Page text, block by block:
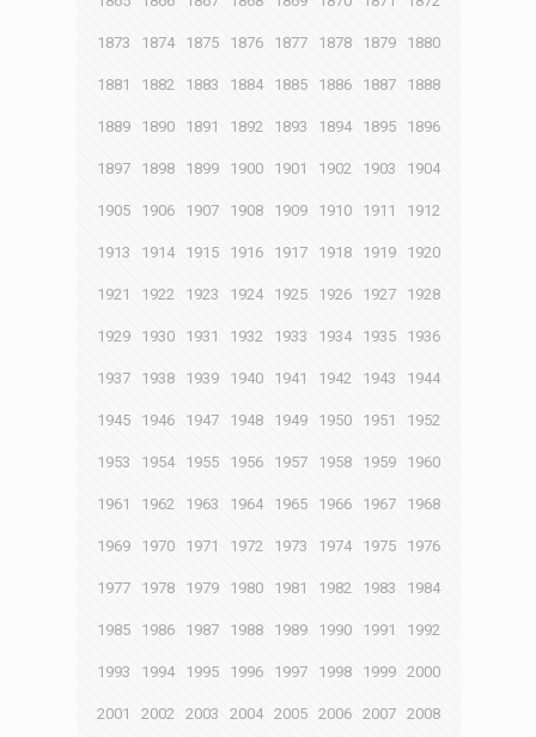
1873 1874 1875 1876 1877 1878 1879 1880
1881 1882 1883 1884 1885 1886 1887 1888
1889 1890 1891 1892 1893 1894 1895 1896
1897 1898 1899 1900 1901 1902 1903 1904
1905 1906 1907 1908 1909 1910 1911 1912
1913 1914 1915 1916 1917 1918 1919 1920
1921 1922 1923 1924 1925 1926 1927 1928
1929 1930 1931 1932 1933 1934 1935 1936
1937 1938 1939 1940 1941 1942 1943 1944
1945 1946 1947 1948 1949 1950 1951 1952
1953 1954 1955 1956 1957 1958 1959 1960
1961 1962 1963 1964 1965 1966 1967 1968
1969 1970 1971 1972 1973 1974 1975 1976
1977 1978 1979 1980 1981 1982 1983 1984
1985 1986 1987 1988 1989 1990 1991 1992
1993 1994 1995 1996 1997 1998 1999 2000
2001 2002 2003 2004 2005 2006 2007 2008